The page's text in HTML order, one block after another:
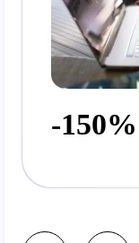
-150%